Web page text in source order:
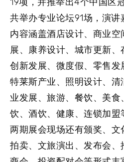
共举办专业论坛91场，演
内容涵盖酒店设计、商业
展、康养设计、城市更新
创新发展、微度假、零售
特莱斯产业、照明设计、
业发展、旅游、餐饮、美
饮、酒饮、健康、连锁加盟
两期展会现场还有颁奖、文
拍卖、文旅演出、发布会